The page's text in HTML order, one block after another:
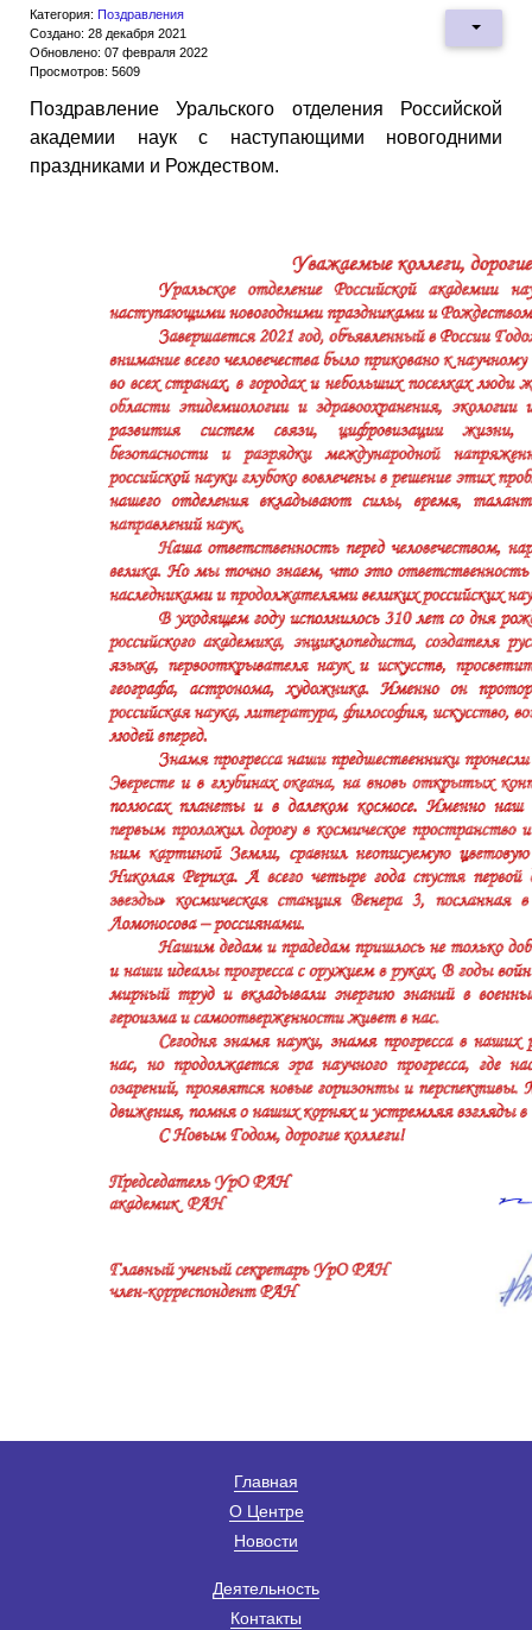
Категория: Поздравления
Создано: 28 декабря 2021
Обновлено: 07 февраля 2022
Просмотров: 5609
Поздравление Уральского отделения Российской
академии наук с наступающими новогодними
праздниками и Рождеством.
Главная
О Центре
Новости
Деятельность
Контакты